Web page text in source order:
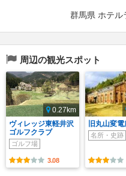
群馬県 ホテル
周辺の観光スポット
0.27km
ヴィレッジ東軽井沢
ゴルフクラブ
ゴルフ場
3.08
旧丸山変電
名所・史跡